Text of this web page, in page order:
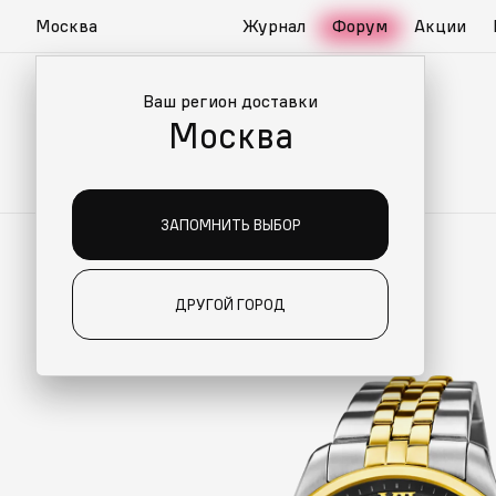
Москва
Ваш регион доставки
Москва
ЗАПОМНИТЬ ВЫБОР
ДРУГОЙ ГОРОД
Журнал Форум Акции
ДЛЯ ВАС